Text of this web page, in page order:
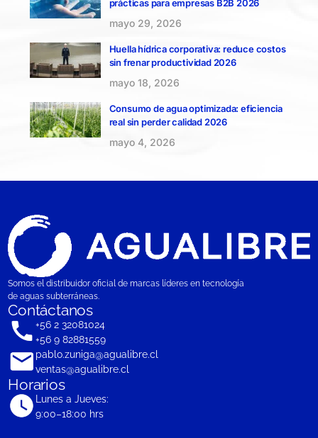
prácticas para empresas B2B 2026
mayo 29, 2026
Huella hídrica corporativa: reduce costos
sin frenar productividad 2026
mayo 18, 2026
Consumo de agua optimizada: eficiencia
real sin perder calidad 2026
mayo 4, 2026
Somos el distribuidor oficial de marcas líderes en tecnología
de aguas subterráneas.
Contáctanos
+56 2 32081024
+56 9 82881559
pablo.zuniga@agualibre.cl
ventas@agualibre.cl
Horarios
Lunes a Jueves:
9:00–18:00 hrs